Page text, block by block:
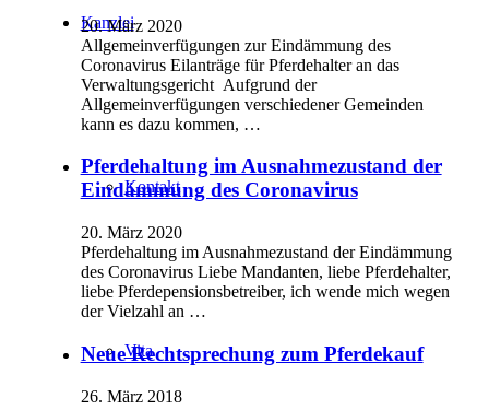
Kanzlei
Kontakt
Vita
20. März 2020
Allgemeinverfügungen zur Eindämmung des
Coronavirus Eilanträge für Pferdehalter an das
Verwaltungsgericht Aufgrund der
Allgemeinverfügungen verschiedener Gemeinden
kann es dazu kommen, …
Pferdehaltung im Ausnahmezustand der
Eindämmung des Coronavirus
20. März 2020
Pferdehaltung im Ausnahmezustand der Eindämmung
des Coronavirus Liebe Mandanten, liebe Pferdehalter,
liebe Pferdepensionsbetreiber, ich wende mich wegen
der Vielzahl an …
Neue Rechtsprechung zum Pferdekauf
26. März 2018